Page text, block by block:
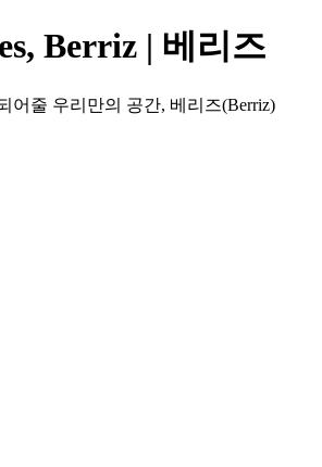
Berriz | 베리즈
어줄 우리만의 공간, 베리즈(Berriz)